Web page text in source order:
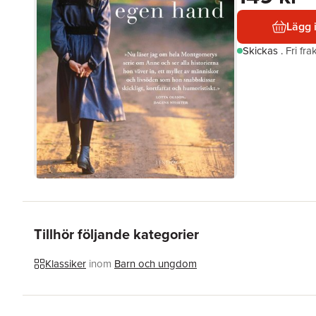
Lägg
Skickas . Fri
Tillhör följande kategorier
Klassiker inom Barn och ungdom